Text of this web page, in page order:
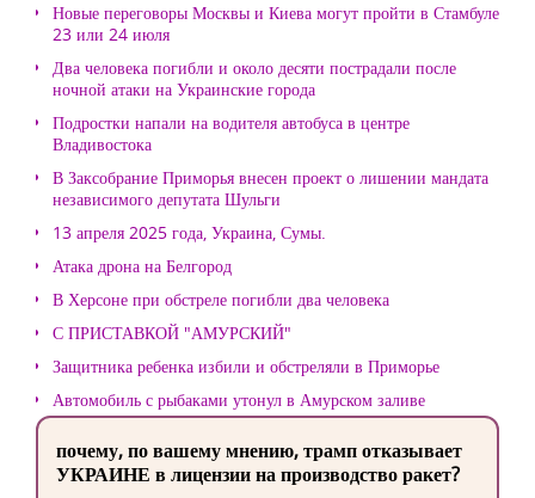
Новые переговоры Москвы и Киева могут пройти в Стамбуле
23 или 24 июля
Два человека погибли и около десяти пострадали после
ночной атаки на Украинские города
Подростки напали на водителя автобуса в центре
Владивостока
В Заксобрание Приморья внесен проект о лишении мандата
независимого депутата Шульги
13 апреля 2025 года, Украина, Сумы.
Атака дрона на Белгород
В Херсоне при обстреле погибли два человека
С ПРИСТАВКОЙ "АМУРСКИЙ"
Защитника ребенка избили и обстреляли в Приморье
Автомобиль с рыбаками утонул в Амурском заливе
почему, по вашему мнению, трамп отказывает
УКРАИНЕ в лицензии на производство ракет?